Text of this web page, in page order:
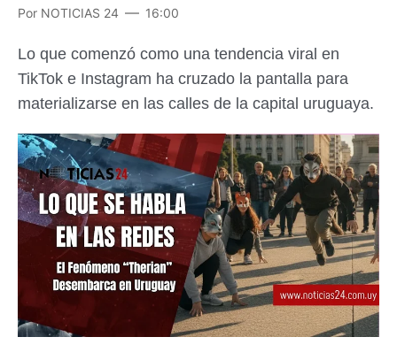
Por NOTICIAS 24 16:00
Lo que comenzó como una tendencia viral en
TikTok e Instagram ha cruzado la pantalla para
materializarse en las calles de la capital uruguaya.